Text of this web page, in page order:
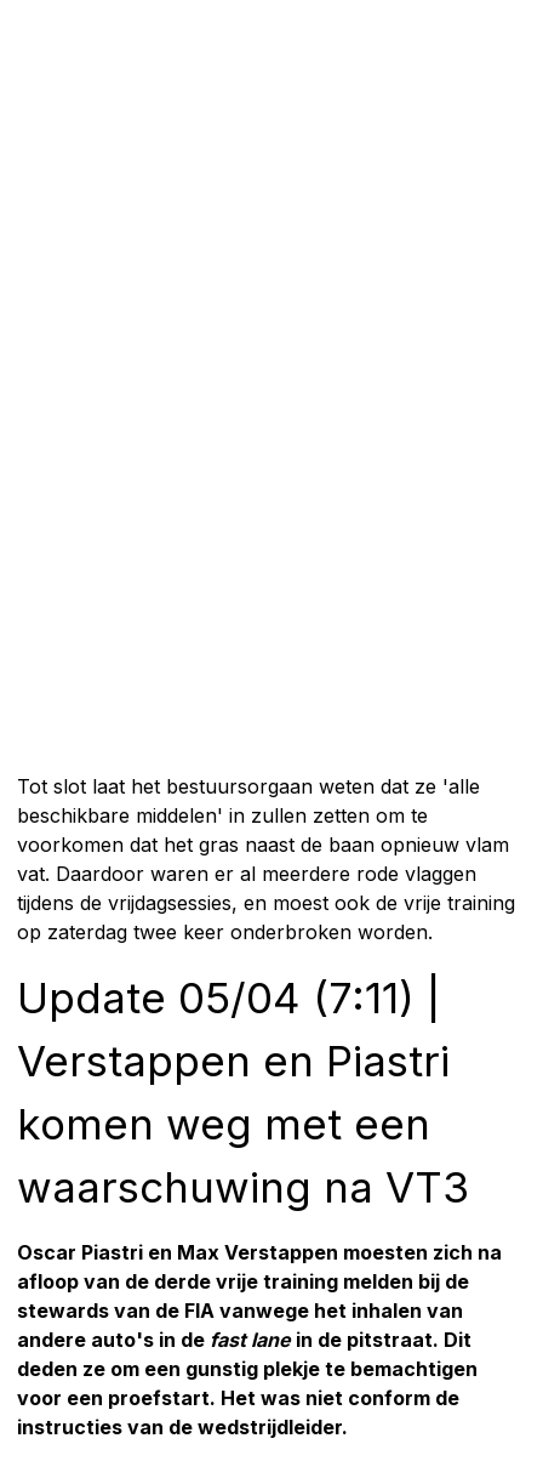
Tot slot laat het bestuursorgaan weten dat ze 'alle
beschikbare middelen' in zullen zetten om te
voorkomen dat het gras naast de baan opnieuw vlam
vat. Daardoor waren er al meerdere rode vlaggen
tijdens de vrijdagsessies, en moest ook de vrije training
op zaterdag twee keer onderbroken worden.
Update 05/04 (7:11) |
Verstappen en Piastri
komen weg met een
waarschuwing na VT3
Oscar Piastri en Max Verstappen moesten zich na
afloop van de derde vrije training melden bij de
stewards van de FIA vanwege het inhalen van
andere auto's in de fast lanein de pitstraat. Dit
deden ze om een gunstig plekje te bemachtigen
voor een proefstart. Het was niet conform de
instructies van de wedstrijdleider.